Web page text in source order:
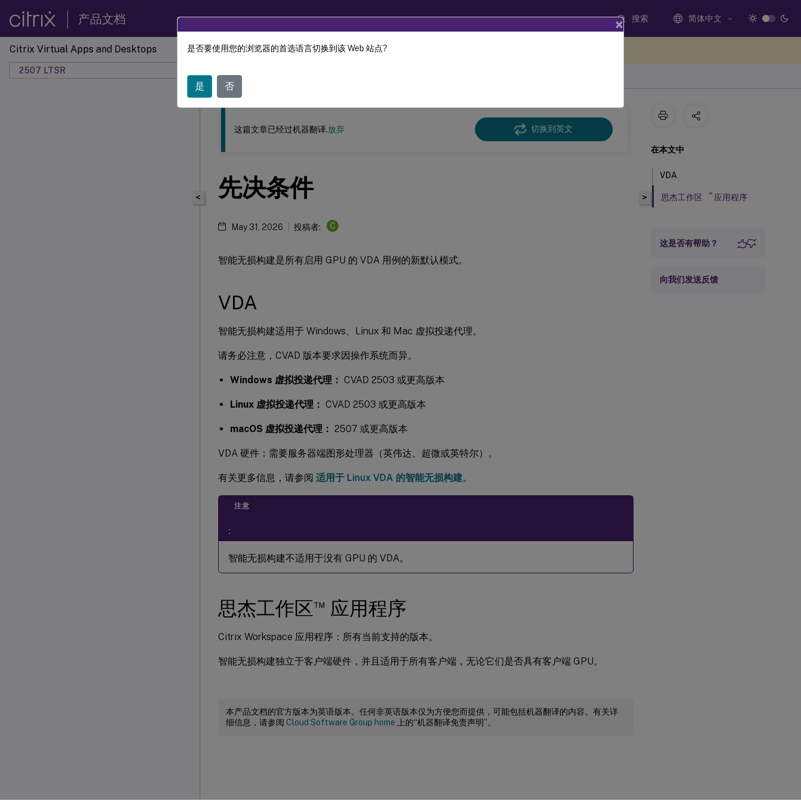
产品文档 搜索 简体中文
Citrix Virtual Apps and Desktops
2507 LTSR
此内容已经过机器动态翻译。
<
这篇文章已经过机器翻译.放弃 切换到英文
先决条件
May 31, 2026 投稿者: C
智能无损构建是所有启用 GPU 的 VDA 用例的新默认模式。
VDA
智能无损构建适用于 Windows、Linux 和 Mac 虚拟投递代理。
请务必注意，CVAD 版本要求因操作系统而异。
Windows 虚拟投递代理： CVAD 2503 或更高版本
Linux 虚拟投递代理： CVAD 2503 或更高版本
macOS 虚拟投递代理： 2507 或更高版本
VDA 硬件：需要服务器端图形处理器（英伟达、超微或英特尔）。
有关更多信息，请参阅 适用于 Linux VDA 的智能无损构建。
注意
：
智能无损构建不适用于没有 GPU 的 VDA。
思杰工作区™ 应用程序
Citrix Workspace 应用程序：所有当前支持的版本。
智能无损构建独立于客户端硬件，并且适用于所有客户端，无论它们是否具有客户端 GPU。
本产品文档的官方版本为英语版本。任何非英语版本仅为方便您而提供，可能包括机器翻译的内容。有关详
细信息，请参阅 Cloud Software Group home 上的“机器翻译免责声明”。
>
在本文中
VDA
思杰工作区 ™ 应用程序
这是否有帮助？
向我们发送反馈
×
是否要使用您的浏览器的首选语言切换到该 Web 站点?
是 否